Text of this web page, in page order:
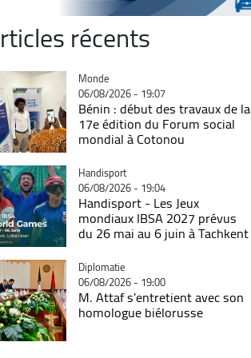
récents
Catégorie
Monde
06/08/2026 - 19:07
Bénin : début des travaux de la
17e édition du Forum social
mondial à Cotonou
Catégorie
Handisport
06/08/2026 - 19:04
Handisport - Les Jeux
mondiaux IBSA 2027 prévus
du 26 mai au 6 juin à Tachkent
Catégorie
Diplomatie
06/08/2026 - 19:00
M. Attaf s'entretient avec son
homologue biélorusse